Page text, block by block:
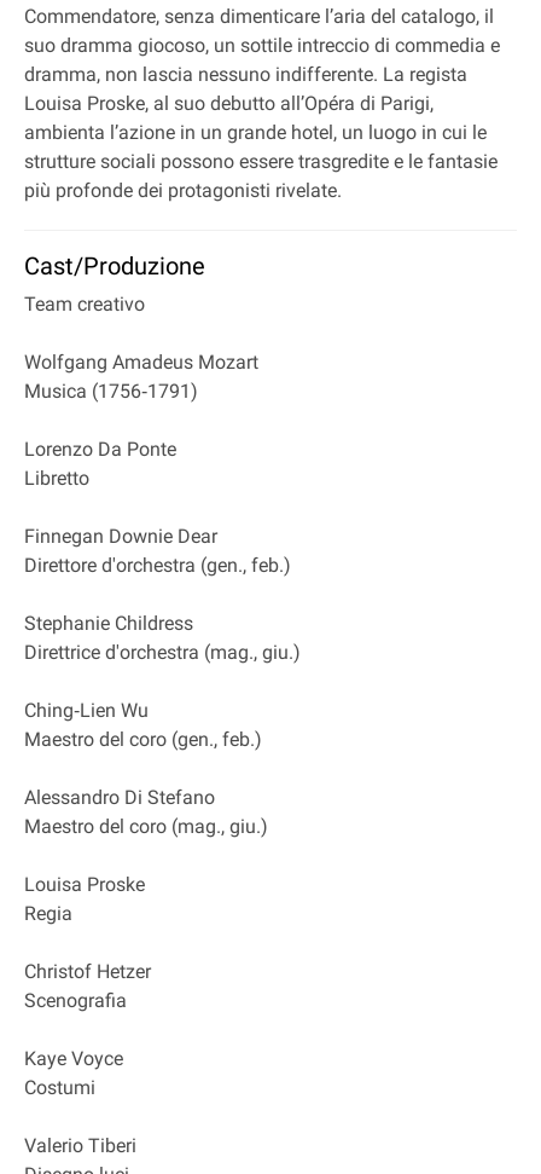
Commendatore, senza dimenticare l’aria del catalogo, il
suo dramma giocoso, un sottile intreccio di commedia e
dramma, non lascia nessuno indifferente. La regista
Louisa Proske, al suo debutto all’Opéra di Parigi,
ambienta l’azione in un grande hotel, un luogo in cui le
strutture sociali possono essere trasgredite e le fantasie
più profonde dei protagonisti rivelate.
Cast/Produzione
Team creativo
Wolfgang Amadeus Mozart
Musica (1756‐1791)
Lorenzo Da Ponte
Libretto
Finnegan Downie Dear
Direttore d'orchestra (gen., feb.)
Stephanie Childress
Direttrice d'orchestra (mag., giu.)
Ching‐Lien Wu
Maestro del coro (gen., feb.)
Alessandro Di Stefano
Maestro del coro (mag., giu.)
Louisa Proske
Regia
Christof Hetzer
Scenografia
Kaye Voyce
Costumi
Valerio Tiberi